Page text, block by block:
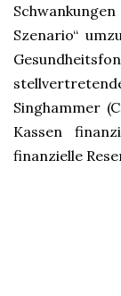
Szenario“
Singhammer
Kassen
finanzielle